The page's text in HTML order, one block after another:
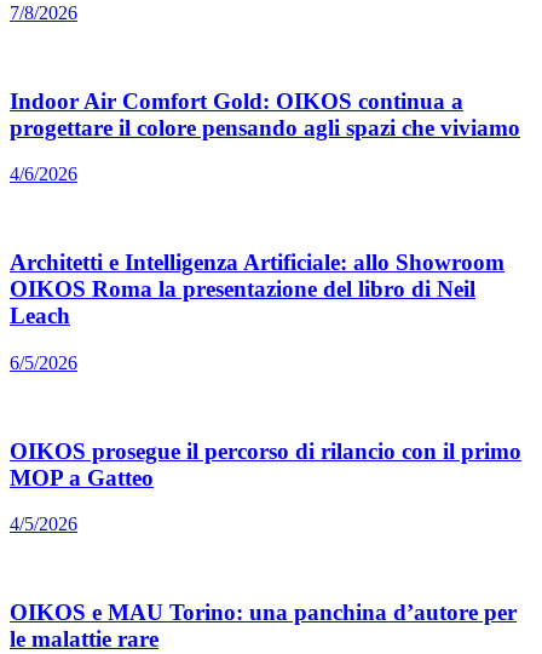
7/8/2026
Indoor Air Comfort Gold: OIKOS continua a
progettare il colore pensando agli spazi che viviamo
4/6/2026
Architetti e Intelligenza Artificiale: allo Showroom
OIKOS Roma la presentazione del libro di Neil
Leach
6/5/2026
OIKOS prosegue il percorso di rilancio con il primo
MOP a Gatteo
4/5/2026
OIKOS e MAU Torino: una panchina d’autore per
le malattie rare